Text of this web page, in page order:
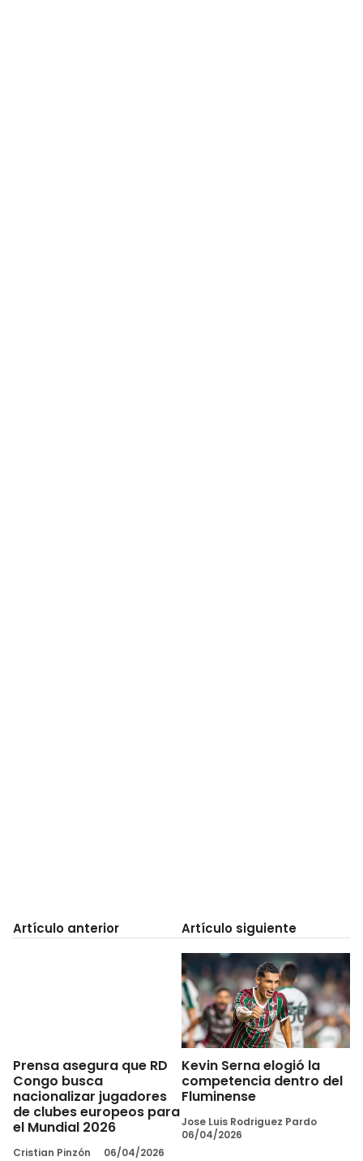
Artículo anterior
Prensa asegura que RD
Congo busca
nacionalizar jugadores
de clubes europeos para
el Mundial 2026
Cristian Pinzón 06/04/2026
Artículo siguiente
Kevin Serna elogió la
competencia dentro del
Fluminense
Jose Luis Rodriguez Pardo
06/04/2026